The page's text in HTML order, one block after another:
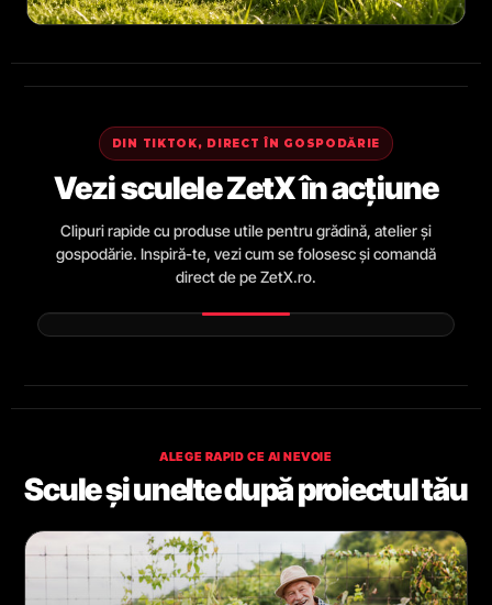
DIN TIKTOK, DIRECT ÎN GOSPODĂRIE
Vezi sculele ZetX în acțiune
Clipuri rapide cu produse utile pentru grădină, atelier și
gospodărie. Inspiră-te, vezi cum se folosesc și comandă
direct de pe ZetX.ro.
ALEGE RAPID CE AI NEVOIE
Scule și unelte după proiectul tău